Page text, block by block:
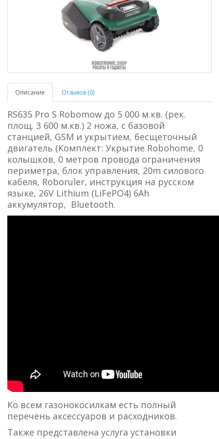
Описание Отзывов (0)
RS635 Pro S Robomow до 5 000 м.кв. (рек.
площ. 3 600 м.кв.) 2 ножа, с базовой
станцией, GSM и укрытием, бесщеточный
двигатель (Комплект: Укрытие Robohome, 0
колышков, 0 метров провода ограничения
периметра, блок управления, 20m силового
кабеля, Roboruler, инструкция на русском
языке, 26V Lithium (LiFePO4) 6Ah
аккумулятор, Bluetooth.
Ко всем газонокосилкам есть полный
перечень аксессуаров и расходников.
Также представлена услуга установки